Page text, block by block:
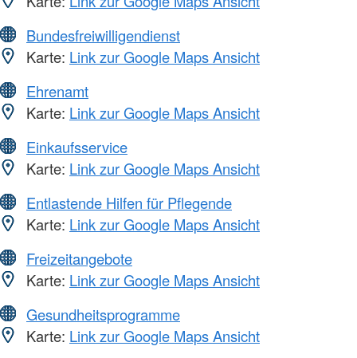
Bundesfreiwilligendienst
Karte: Link zur Google Maps Ansicht
Ehrenamt
Karte: Link zur Google Maps Ansicht
Einkaufsservice
Karte: Link zur Google Maps Ansicht
Entlastende Hilfen für Pflegende
Karte: Link zur Google Maps Ansicht
Freizeitangebote
Karte: Link zur Google Maps Ansicht
Gesundheitsprogramme
Karte: Link zur Google Maps Ansicht